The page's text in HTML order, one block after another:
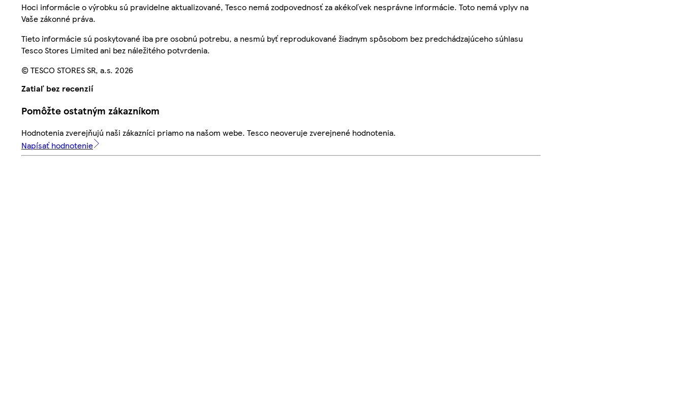
Hoci informácie o výrobku sú pravidelne aktualizované, Tesco nemá zodpovednosť za akékoľvek nesprávne informácie. Toto nemá vplyv na
Vaše zákonné práva.
Tieto informácie sú poskytované iba pre osobnú potrebu, a nesmú byť reprodukované žiadnym spôsobom bez predchádzajúceho súhlasu
Tesco Stores Limited ani bez náležitého potvrdenia.
© TESCO STORES SR, a.s. 2026
Zatiaľ bez recenzií
Pomôžte ostatným zákazníkom
Hodnotenia zverejňujú naši zákazníci priamo na našom webe. Tesco neoveruje zverejnené hodnotenia.
Napísať hodnotenie